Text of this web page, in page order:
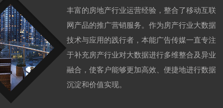
丰富的房地产行业运营经验，整合了移动互联
网产品的推广营销服务。作为房产行业大数据
技术与应用的践行者，本能广告传媒一直专注
于补充房产行业对大数据进行多维整合及异业
融合，使客户能够更加高效、便捷地进行数据
沉淀和价值实现。